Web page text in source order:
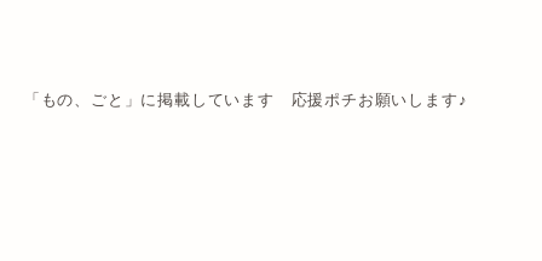
「もの、ごと」に掲載しています 応援ポチお願いします♪